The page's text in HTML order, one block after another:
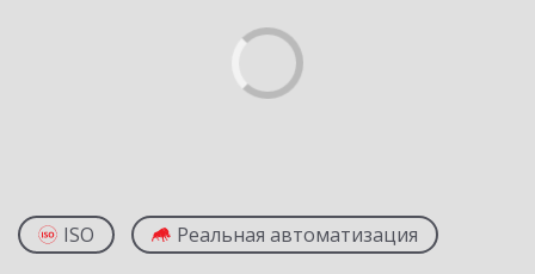
ISO Реальная автоматизация